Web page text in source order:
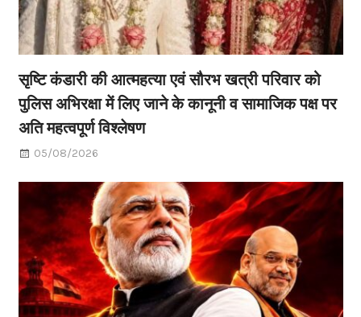
सृष्टि कंडारी की आत्महत्या एवं सौरभ खत्री परिवार को
पुलिस अभिरक्षा में लिए जाने के कानूनी व सामाजिक पक्ष पर
अति महत्वपूर्ण विश्लेषण
05/08/2026